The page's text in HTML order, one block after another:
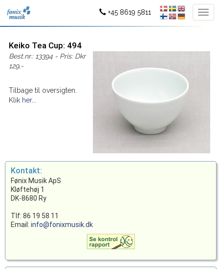
+45 8619 5811
Keiko Tea Cup: 494
Best.nr.: 13394 - Pris: Dkr
129,-
Tilbage til oversigten.
Klik her...
Kontakt:
Fønix Musik ApS
Kløftehøj 1
DK-8680 Ry
Tlf: 86 19 58 11
Email: info@fonixmusik.dk